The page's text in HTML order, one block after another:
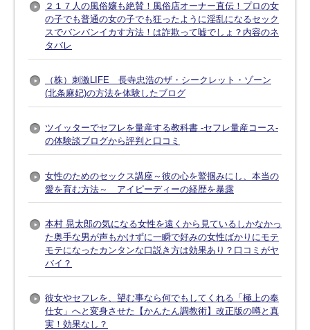
２１７人の風俗嬢も絶賛！風俗店オーナー直伝！プロの女
の子でも普通の女の子でも狂ったように淫乱になるセック
スでバンバンイカす方法！は詐欺って嘘でしょ？内容のネ
タバレ
（株）刺激LIFE 長寺忠浩のザ・シークレット・ゾーン
(北条麻妃)の方法を体験したブログ
ツイッターでセフレを量産する教科書 -セフレ量産コース-
の体験談ブログから評判と口コミ
女性のためのセックス講座～彼の心を鷲掴みにし、本当の
愛を育む方法～ アイピーディーの経歴を暴露
本村 晃太郎の気になる女性を遠くから見ているしかなかっ
た奥手な男が声もかけずに一瞬で好みの女性ばかりにモテ
モテになったカンタンな口説き方は効果あり？口コミがヤ
バイ？
彼女やセフレを、望む事なら何でもしてくれる「極上の奉
仕女」へと変身させた【かんたん調教術】改正版の噂と真
実！効果なし？